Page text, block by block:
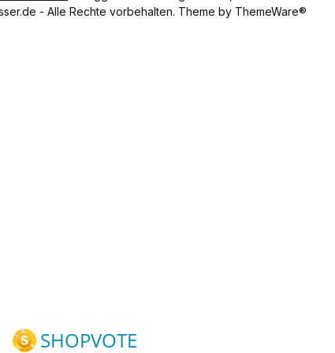
- Alle Rechte vorbehalten. Theme by ThemeWare®